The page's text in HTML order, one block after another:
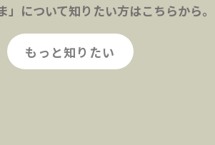
」について知りたい方はこちらから。
もっと知りたい